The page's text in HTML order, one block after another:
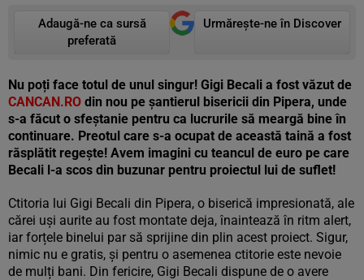
Adaugă-ne ca sursă
preferată
Urmărește-ne în Discover
Nu poți face totul de unul singur! Gigi Becali a fost văzut de
CANCAN.RO din nou pe șantierul bisericii din Pipera, unde
s-a făcut o sfeștanie pentru ca lucrurile să meargă bine în
continuare. Preotul care s-a ocupat de această taină a fost
răsplătit regește! Avem imagini cu teancul de euro pe care
Becali l-a scos din buzunar pentru proiectul lui de suflet!
Ctitoria lui Gigi Becali din Pipera, o biserică impresionată, ale
cărei uși aurite au fost montate deja, înaintează în ritm alert,
iar forțele binelui par să sprijine din plin acest proiect. Sigur,
nimic nu e gratis, și pentru o asemenea ctitorie este nevoie
de mulți bani. Din fericire, Gigi Becali dispune de o avere